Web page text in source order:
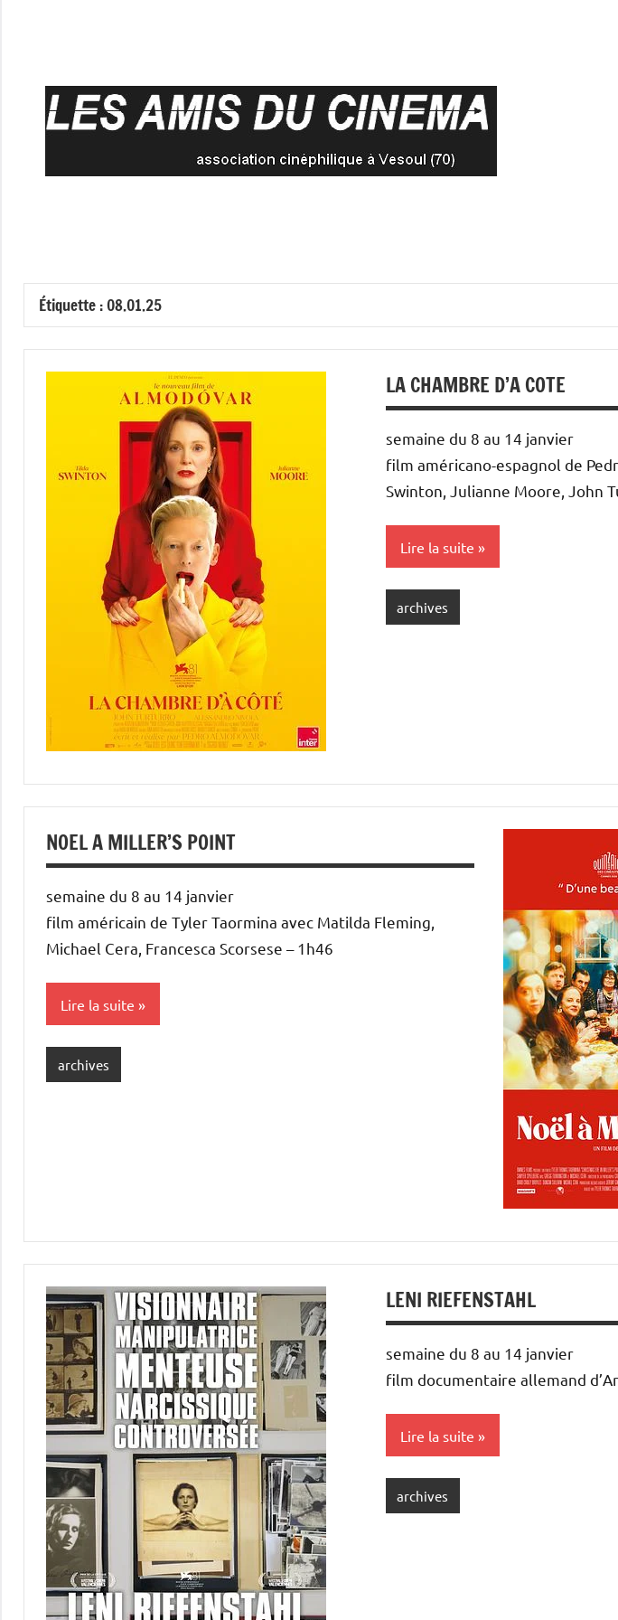
Étiquette :08.01.25
LA CHAMBRE D’A COTE
semaine du 8 au 14 janvier
film américano-espagnol de
Swinton, Julianne Moore, John
Lire la suite
archives
NOEL A MILLER’S POINT
semaine du 8 au 14 janvier
film américain de Tyler Taormina avec Matilda Fleming,
Michael Cera, Francesca Scorsese – 1h46
Lire la suite
archives
LENI RIEFENSTAHL
semaine du 8 au 14 janvier
film documentaire allemand
Lire la suite
archives